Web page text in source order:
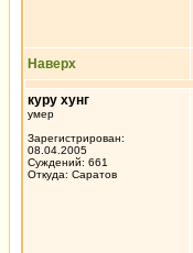
Наверх
куру хунг
умер
Зарегистрирован:
08.04.2005
Суждений: 661
Откуда: Саратов